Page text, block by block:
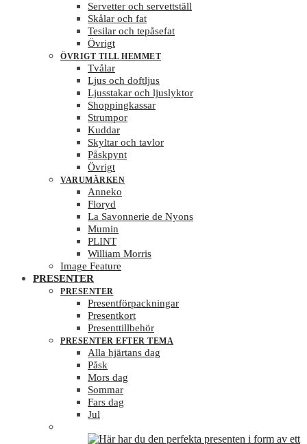
Servetter och servettställ
Skålar och fat
Tesilar och tepåsefat
Övrigt
ÖVRIGT TILL HEMMET
Tvålar
Ljus och doftljus
Ljusstakar och ljuslyktor
Shoppingkassar
Strumpor
Kuddar
Skyltar och tavlor
Påskpynt
Övrigt
VARUMÄRKEN
Anneko
Floryd
La Savonnerie de Nyons
Mumin
PLINT
William Morris
Image Feature
PRESENTER
PRESENTER
Presentförpackningar
Presentkort
Presenttillbehör
PRESENTER EFTER TEMA
Alla hjärtans dag
Påsk
Mors dag
Sommar
Fars dag
Jul